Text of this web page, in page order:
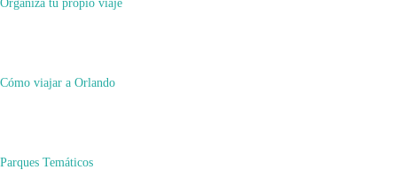
Cómo viajar a Orlando
Parques Temáticos
Política de privacidad
Cómo Viajar